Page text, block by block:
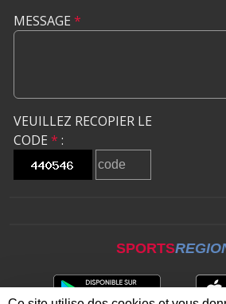
MESSAGE *
VEUILLEZ RECOPIER LE
CODE * :
SPORTS